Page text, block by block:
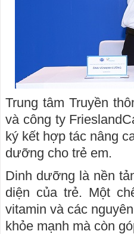
Trung tâm Truyền
và công ty
ký kết hợp tác nâng
dưỡng cho trẻ em.
Dinh dưỡng là nền
diện của trẻ. Một
vitamin và các
khỏe mạnh mà còn